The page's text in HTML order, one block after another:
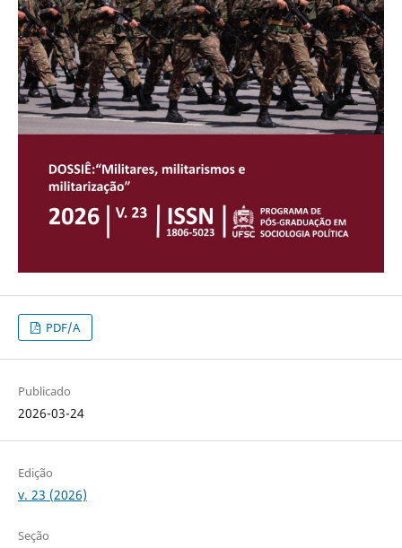
PDF/A
Publicado
2026-03-24
Edição
v. 23 (2026)
Seção